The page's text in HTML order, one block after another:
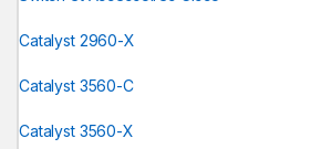
Catalyst 2960-X
Catalyst 3560-C
Catalyst 3560-X